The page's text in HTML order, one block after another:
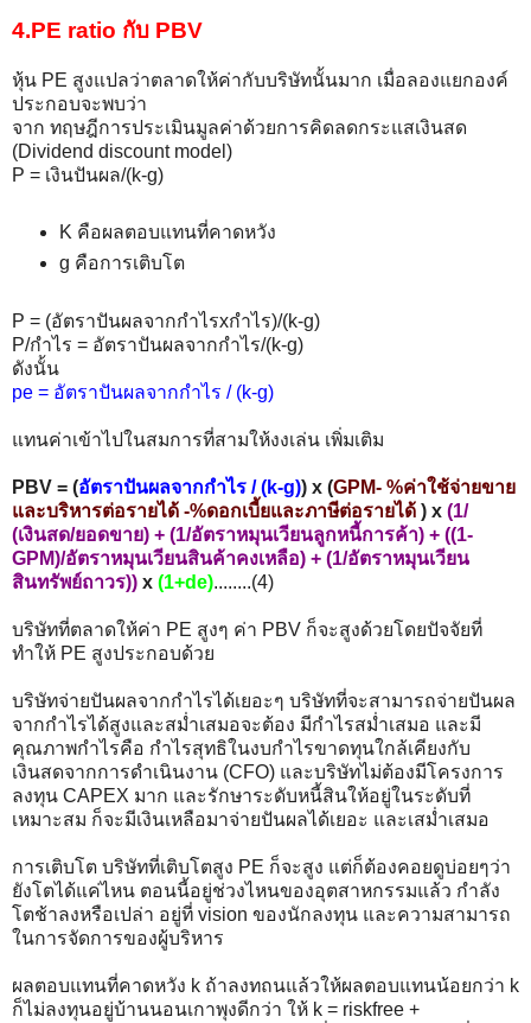
4.PE ratio กับ PBV
หุ้น PE สูงแปลว่าตลาดให้ค่ากับบริษัทนั้นมาก เมื่อลองแยกองค์
ประกอบจะพบว่า
จาก ทฤษฎีการประเมินมูลค่าด้วยการคิดลดกระแสเงินสด
(Dividend discount model)
P = เงินปันผล/(k-g)
K คือผลตอบแทนที่คาดหวัง
g คือการเติบโต
P = (อัตราปันผลจากกำไรxกำไร)/(k-g)
P/กำไร = อัตราปันผลจากกำไร/(k-g)
ดังนั้น
pe = อัตราปันผลจากกำไร / (k-g)
แทนค่าเข้าไปในสมการที่สามให้งงเล่น เพิ่มเติม
PBV = (อัตราปันผลจากกำไร / (k-g)) x (GPM- %ค่าใช้จ่ายขาย
และบริหารต่อรายได้ -%ดอกเบี้ยและภาษีต่อรายได้ ) x (1/
(เงินสด/ยอดขาย) + (1/อัตราหมุนเวียนลูกหนี้การค้า) + ((1-
GPM)/อัตราหมุนเวียนสินค้าคงเหลือ) + (1/อัตราหมุนเวียน
สินทรัพย์ถาวร)) x (1+de)........(4)
บริษัทที่ตลาดให้ค่า PE สูงๆ ค่า PBV ก็จะสูงด้วยโดยปัจจัยที่
ทำให้ PE สูงประกอบด้วย
บริษัทจ่ายปันผลจากกำไรได้เยอะๆ บริษัทที่จะสามารถจ่ายปันผล
จากกำไรได้สูงและสม่ำเสมอจะต้อง มีกำไรสม่ำเสมอ และมี
คุณภาพกำไรคือ กำไรสุทธิในงบกำไรขาดทุนใกล้เคียงกับ
เงินสดจากการดำเนินงาน (CFO) และบริษัทไม่ต้องมีโครงการ
ลงทุน CAPEX มาก และรักษาระดับหนี้สินให้อยู่ในระดับที่
เหมาะสม ก็จะมีเงินเหลือมาจ่ายปันผลได้เยอะ และเสม่ำเสมอ
การเติบโต บริษัทที่เติบโตสูง PE ก็จะสูง แต่ก็ต้องคอยดูบ่อยๆว่า
ยังโตได้แค่ไหน ตอนนี้อยู่ช่วงไหนของอุตสาหกรรมแล้ว กำลัง
โตช้าลงหรือเปล่า อยู่ที่ vision ของนักลงทุน และความสามารถ
ในการจัดการของผู้บริหาร
ผลตอบแทนที่คาดหวัง k ถ้าลงทถนแล้วให้ผลตอบแทนน้อยกว่า k
ก็ไม่ลงทุนอยู่บ้านนอนเกาพุงดีกว่า ให้ k = riskfree +